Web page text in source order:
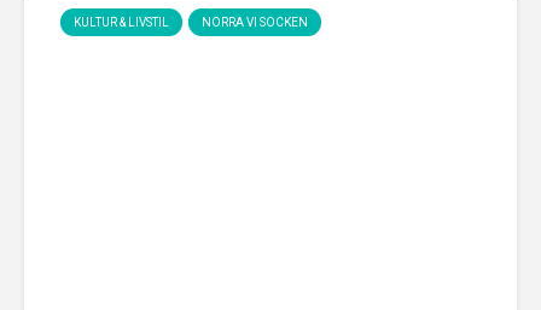
KULTUR & LIVSTIL NORRA VI SOCKEN